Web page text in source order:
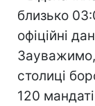
близько
офіційні
столиці
120